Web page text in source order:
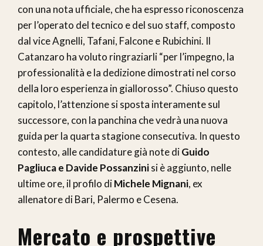
con una nota ufficiale, che ha espresso riconoscenza
per l’operato del tecnico e del suo staff, composto
dal vice Agnelli, Tafani, Falcone e Rubichini. Il
Catanzaro ha voluto ringraziarli “per l’impegno, la
professionalità e la dedizione dimostrati nel corso
della loro esperienza in giallorosso”. Chiuso questo
capitolo, l’attenzione si sposta interamente sul
successore, con la panchina che vedrà una nuova
guida per la quarta stagione consecutiva. In questo
contesto, alle candidature già note diGuido
Pagliuca e Davide Possanzinisi è aggiunto, nelle
ultime ore, il profilo diMichele Mignani, ex
allenatore di Bari, Palermo e Cesena.
Mercato e prospettive